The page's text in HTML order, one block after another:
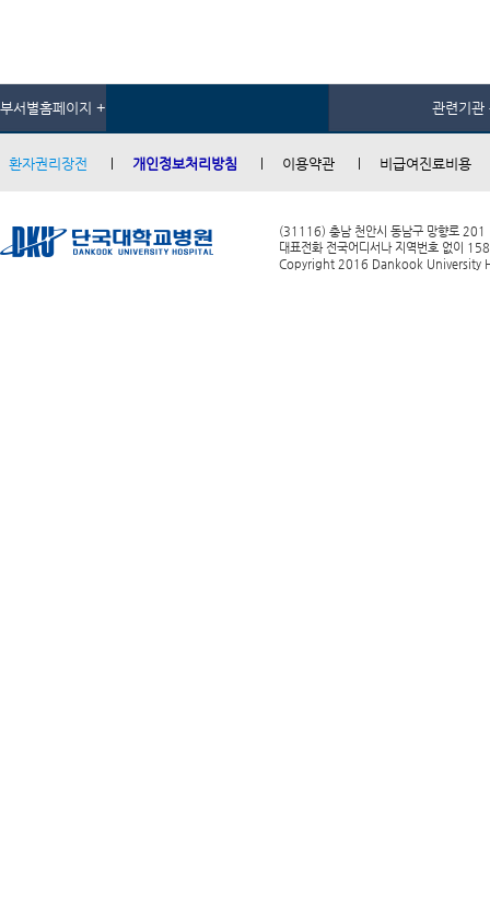
부서별홈페이지 + 관련기관
환자권리장전 개인정보처리방침 이용약관 비급여진료비용
(31116) 충남 천안시 동남구 망향로 201
대표전화 전국어디서나 지역번호 없이
Copyright 2016 Dankook University